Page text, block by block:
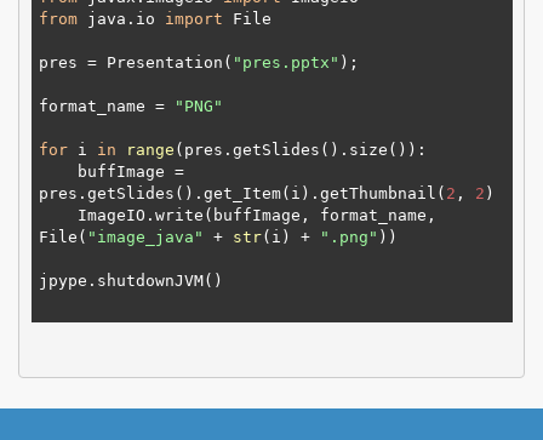
from java.io import File
pres = Presentation( "pres.pptx" );
format_name = "PNG"
for i in range (pres.getSlides().size()):
pres.getSlides().get_Item(i).getThumbnail( 2 , 2 )
File( "image_java" + str(i) + ".png" ))
jpype.shutdownJVM()